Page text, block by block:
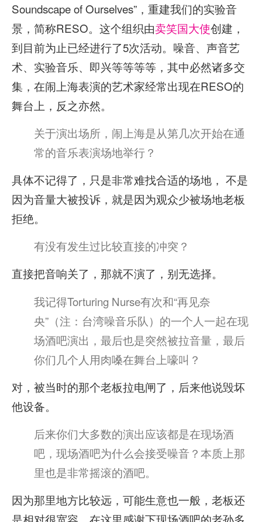
Soundscape of Ourselves”，重建我们的实验音
景，简称RESO。这个组织由卖笑国大使创建，
到目前为止已经进行了5次活动。噪音、声音艺
术、实验音乐、即兴等等等等，其中必然诸多交
集，在闹上海表演的艺术家经常出现在RESO的
舞台上，反之亦然。
关于演出场所，闹上海是从第几次开始在通
常的音乐表演场地举行？
具体不记得了，只是非常难找合适的场地， 不是
因为音量大被投诉，就是因为观众少被场地老板
拒绝。
有没有发生过比较直接的冲突？
直接把音响关了，那就不演了，别无选择。
我记得Torturing Nurse有次和“再见奈
央”（注：台湾噪音乐队）的一个人一起在现
场酒吧演出，最后也是突然被拉音量，最后
你们几个人用肉嗓在舞台上嚎叫？
对，被当时的那个老板拉电闸了，后来他说毁坏
他设备。
后来你们大多数的演出应该都是在现场酒
吧，现场酒吧为什么会接受噪音？本质上那
里也是非常摇滚的酒吧。
因为那里地方比较远，可能生意也一般，老板还
是相对很宽容。在这里感谢下现场酒吧的老孙多